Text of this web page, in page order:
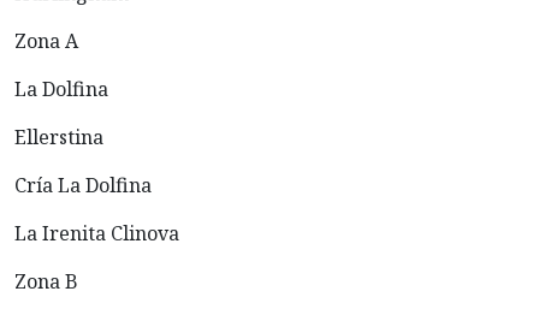
Zona A
La Dolfina
Ellerstina
Cría La Dolfina
La Irenita Clinova
Zona B